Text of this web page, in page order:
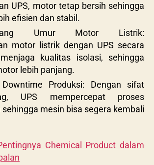
UPS, motor tetap bersih sehingga
efisien dan stabil.
Umur Motor Listrik:
motor listrik dengan UPS secara
kualitas isolasi, sehingga
lebih panjang.
Produksi: Dengan sifat
UPS mempercepat proses
mesin bisa segera kembali
Chemical Product dalam